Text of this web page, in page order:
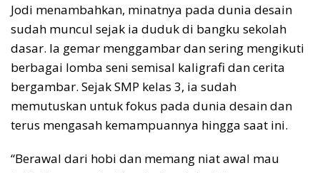
Jodi menambahkan, minatnya pada dunia desain
sudah muncul sejak ia duduk di bangku sekolah
dasar. Ia gemar menggambar dan sering mengikuti
berbagai lomba seni semisal kaligrafi dan cerita
bergambar. Sejak SMP kelas 3, ia sudah
memutuskan untuk fokus pada dunia desain dan
terus mengasah kemampuannya hingga saat ini.
“Berawal dari hobi dan memang niat awal mau